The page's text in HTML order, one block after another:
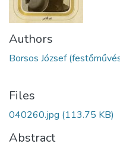
Authors
Borsos József
Files
040260.jpg (113.75 KB)
Abstract